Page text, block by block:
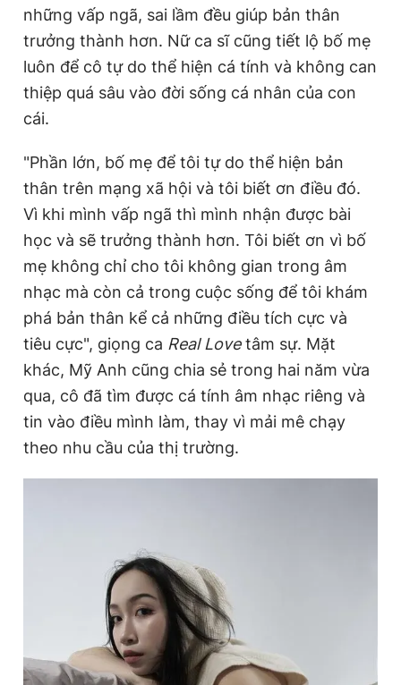
những vấp ngã, sai lầm đều giúp bản thân
trưởng thành hơn. Nữ ca sĩ cũng tiết lộ bố mẹ
luôn để cô tự do thể hiện cá tính và không can
thiệp quá sâu vào đời sống cá nhân của con
cái.
"Phần lớn, bố mẹ để tôi tự do thể hiện bản
thân trên mạng xã hội và tôi biết ơn điều đó.
Vì khi mình vấp ngã thì mình nhận được bài
học và sẽ trưởng thành hơn. Tôi biết ơn vì bố
mẹ không chỉ cho tôi không gian trong âm
nhạc mà còn cả trong cuộc sống để tôi khám
phá bản thân kể cả những điều tích cực và
tiêu cực", giọng ca Real Lovetâm sự. Mặt
khác, Mỹ Anh cũng chia sẻ trong hai năm vừa
qua, cô đã tìm được cá tính âm nhạc riêng và
tin vào điều mình làm, thay vì mải mê chạy
theo nhu cầu của thị trường.